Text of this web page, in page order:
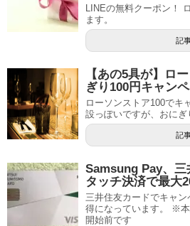
LINEの無料クーポン！
ます。
記
【あの5具が】ロ
ぎり100円キャン
ローソンストア100でキ
設っぽいですが、おにぎ
記
Samsung Pay、
タッチ決済で最大
三井住友カードでキャ
得になっています。 ※
開始前です